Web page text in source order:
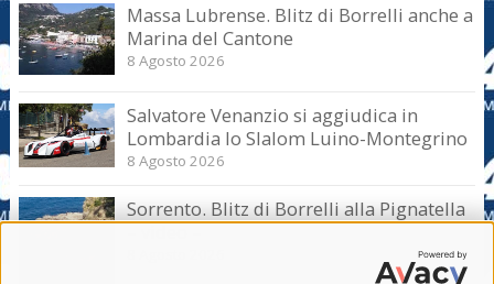
Massa Lubrense. Blitz di Borrelli anche a
Marina del Cantone
8 Agosto 2026
Salvatore Venanzio si aggiudica in
Lombardia lo Slalom Luino-Montegrino
8 Agosto 2026
Sorrento. Blitz di Borrelli alla Pignatella
– video –